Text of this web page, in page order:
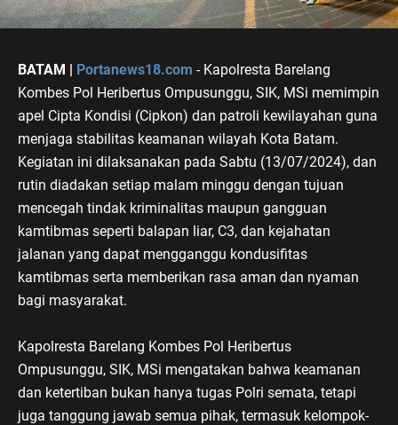
BATAM | Portanews18.com - Kapolresta Barelang
Kombes Pol Heribertus Ompusunggu, SIK, MSi memimpin
apel Cipta Kondisi (Cipkon) dan patroli kewilayahan guna
menjaga stabilitas keamanan wilayah Kota Batam.
Kegiatan ini dilaksanakan pada Sabtu (13/07/2024), dan
rutin diadakan setiap malam minggu dengan tujuan
mencegah tindak kriminalitas maupun gangguan
kamtibmas seperti balapan liar, C3, dan kejahatan
jalanan yang dapat mengganggu kondusifitas
kamtibmas serta memberikan rasa aman dan nyaman
bagi masyarakat.
Kapolresta Barelang Kombes Pol Heribertus
Ompusunggu, SIK, MSi mengatakan bahwa keamanan
dan ketertiban bukan hanya tugas Polri semata, tetapi
juga tanggung jawab semua pihak, termasuk kelompok-